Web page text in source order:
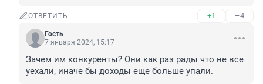
ОТВЕТИТЬ +1 –4
Гость
7 января 2024, 15:17
Зачем им конкуренты? Они как раз рады что не все
уехали, иначе бы доходы еще больше упали.